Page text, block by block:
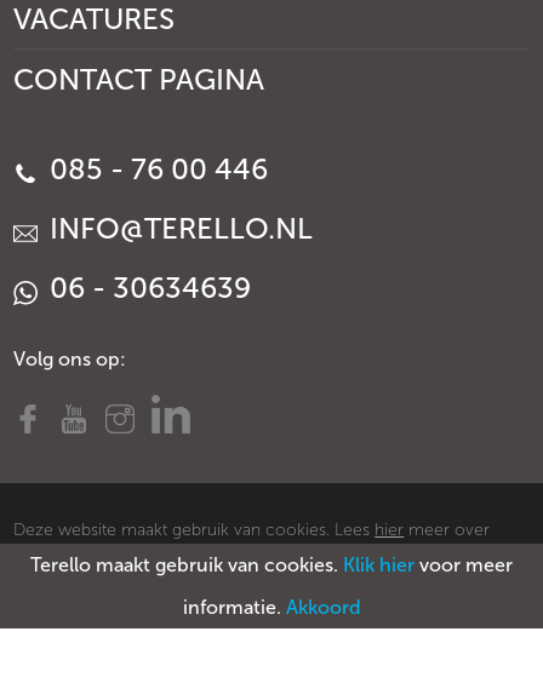
Terello maakt gebruik van cookies. Klik hier voor meer
informatie. Akkoord
VACATURES
CONTACT PAGINA
085 - 76 00 446
INFO@TERELLO.NL
06 - 30634639
Volg ons op:
Deze website maakt gebruik van cookies. Lees hier meer over
cookies.
Voorwaarden Privacy policy